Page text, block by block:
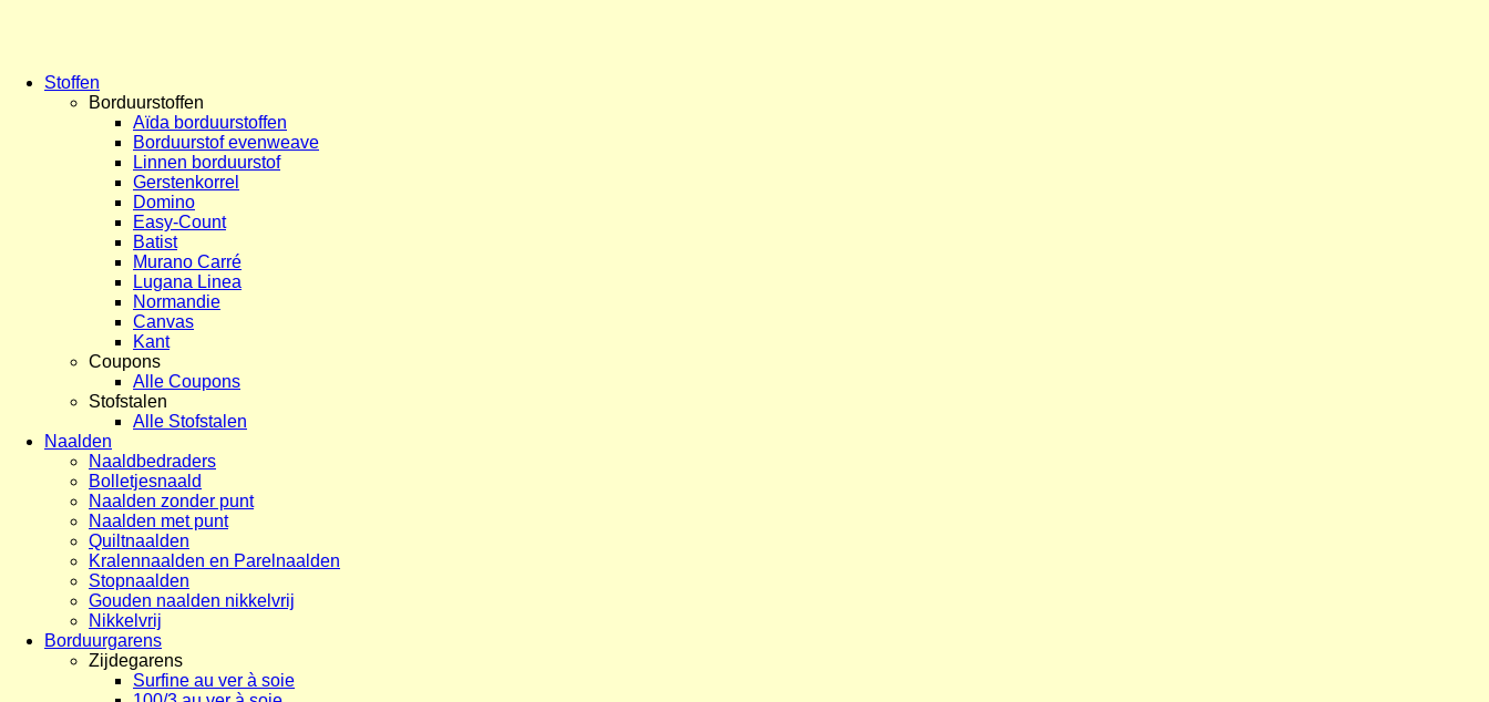
Stoffen
Borduurstoffen
Aïda borduurstoffen
Borduurstof evenweave
Linnen borduurstof
Gerstenkorrel
Domino
Easy-Count
Batist
Murano Carré
Lugana Linea
Normandie
Canvas
Kant
Coupons
Alle Coupons
Stofstalen
Alle Stofstalen
Naalden
Naaldbedraders
Bolletjesnaald
Naalden zonder punt
Naalden met punt
Quiltnaalden
Kralennaalden en Parelnaalden
Stopnaalden
Gouden naalden nikkelvrij
Nikkelvrij
Borduurgarens
Zijdegarens
Surfine au ver à soie